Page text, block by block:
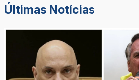
Últimas Notícias